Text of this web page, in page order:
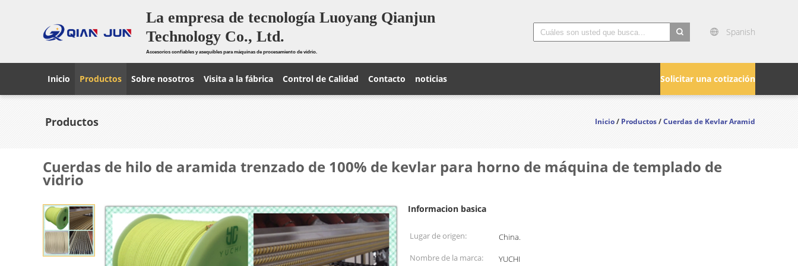
La empresa de tecnología Luoyang Qianjun
Technology Co., Ltd.
Accesorios confiables y asequibles para máquinas de procesamiento de vidrio.
Spanish
Solicitar una cotización
Inicio Productos Sobre nosotros Visita a la fábrica Control de Calidad Contacto noticias
Productos Inicio/Productos/Cuerdas de Kevlar Aramid
Cuerdas de hilo de aramida trenzado de 100% de kevlar para horno de máquina de templado de
vidrio
Informacion basica
Lugar de origen:
China.
Nombre de la marca:
YUCHI